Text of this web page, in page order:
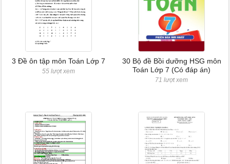
3 Đề ôn tập môn Toán Lớp 7
55 lượt xem
30 Bộ đề Bồi dưỡng HSG môn
Toán Lớp 7 (Có đáp án)
71 lượt xem